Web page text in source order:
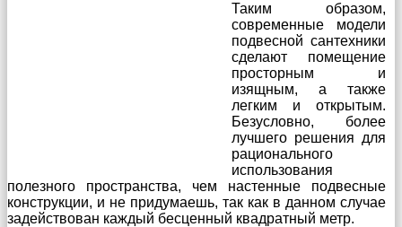
Таким образом,
современные модели
подвесной сантехники
сделают помещение
просторным и
изящным, а также
легким и открытым.
Безусловно, более
лучшего решения для
рационального
использования
полезного пространства, чем настенные подвесные
конструкции, и не придумаешь, так как в данном случае
задействован каждый бесценный квадратный метр.